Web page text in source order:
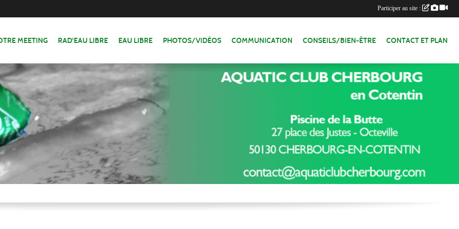
MEETING RAD'EAU LIBRE EAU LIBRE PHOTOS/VIDÉOS COMMUNICATION CONSEILS/BIEN-ÊTRE CONTACT ET PLAN
Participer au site :